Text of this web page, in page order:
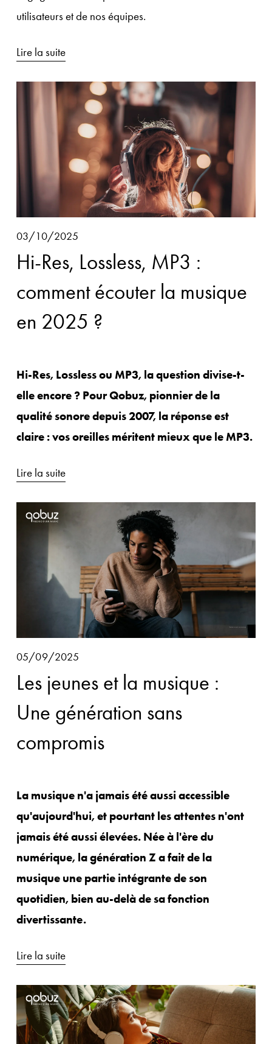
utilisateurs et de nos équipes.
Lire la suite
03/10/2025
Hi-Res, Lossless, MP3 :
comment écouter la musique
en 2025 ?
Hi-Res, Lossless ou MP3, la question divise-t-
elle encore ? Pour Qobuz, pionnier de la
qualité sonore depuis 2007, la réponse est
claire : vos oreilles méritent mieux que le MP3.
Lire la suite
05/09/2025
Les jeunes et la musique :
Une génération sans
compromis
La musique n'a jamais été aussi accessible
qu'aujourd'hui, et pourtant les attentes n'ont
jamais été aussi élevées. Née à l'ère du
numérique, la génération Z a fait de la
musique une partie intégrante de son
quotidien, bien au-delà de sa fonction
divertissante.
Lire la suite